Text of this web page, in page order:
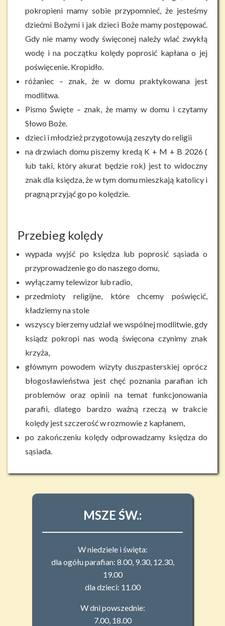
pokropieni mamy sobie przypomnieć, że jesteśmy
dziećmi Bożymi i jak dzieci Boże mamy postępować.
Gdy nie mamy wody święconej należy wlać zwykłą
wodę i na początku kolędy poprosić kapłana o jej
poświęcenie. Kropidło.
różaniec – znak, że w domu praktykowana jest
modlitwa.
Pismo Święte – znak, że mamy w domu i czytamy
Słowo Boże.
dzieci i młodzież przygotowują zeszyty do religii
na drzwiach domu piszemy kredą K + M + B 2026 (
lub taki, który akurat będzie rok) jest to widoczny
znak dla księdza, że w tym domu mieszkają katolicy i
pragną przyjąć go po kolędzie.
Przebieg kolędy
wypada wyjść po księdza lub poprosić sąsiada o
przyprowadzenie go do naszego domu,
wyłączamy telewizor lub radio,
przedmioty religijne, które chcemy poświęcić,
kładziemy na stole
wszyscy bierzemy udział we wspólnej modlitwie, gdy
ksiądz pokropi nas wodą święcona czynimy znak
krzyża,
głównym powodem wizyty duszpasterskiej oprócz
błogosławieństwa jest chęć poznania parafian ich
problemów oraz opinii na temat funkcjonowania
parafii, dlatego bardzo ważną rzeczą w trakcie
kolędy jest szczerość w rozmowie z kapłanem,
po zakończeniu kolędy odprowadzamy księdza do
sąsiada.
MSZE ŚW.:
W niedziele i święta:
dla ogółu parafian: 8.00, 9.30, 12.30,
19.00
dla dzieci: 11.00
W dni powszednie:
7.00, 18.00